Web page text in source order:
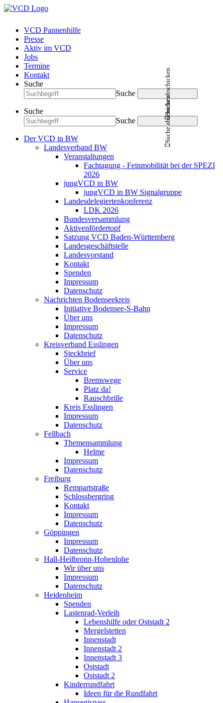
VCD Pannenhilfe
Presse
Aktiv im VCD
Jobs
Termine
Kontakt
Suche
Suche
Suche abschicken
Suche
Suche
Suche abschicken
Der VCD in BW
Landesverband BW
Veranstaltungen
Fachtagung - Feinmobilität bei der SPEZI
2026
jungVCD in BW
jungVCD in BW Signalgruppe
Landesdelegiertenkonferenz
LDK 2026
Bundesversammlung
Aktivenfördertopf
Satzung VCD Baden-Württemberg
Landesgeschäftstelle
Landesvorstand
Kontakt
Spenden
Impressum
Datenschutz
Nachrichten Bodenseekreis
Initiative Bodensee-S-Bahn
Über uns
Impressum
Datenschutz
Kreisverband Esslingen
Steckbrief
Über uns
Service
Bremswege
Platz da!
Rauschbrille
Kreis Esslingen
Impressum
Datenschutz
Fellbach
Themensammlung
Helme
Impressum
Datenschutz
Freiburg
Rempartstraße
Schlossbergring
Kontakt
Impressum
Datenschutz
Göppingen
Impressum
Datenschutz
Hall-Heilbronn-Hohenlohe
Wir über uns
Impressum
Datenschutz
Heidenheim
Spenden
Lastenrad-Verleih
Lebenshilfe oder Oststadt 2
Mergelstetten
Innenstadt
Innenstadt 2
Innenstadt 3
Oststadt
Oststadt 2
Kinderrundfahrt
Ideen für die Rundfahrt